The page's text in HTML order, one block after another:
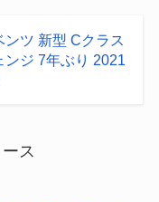
ンツ 新型 Cクラス
ンジ 7年ぶり 2021
ス